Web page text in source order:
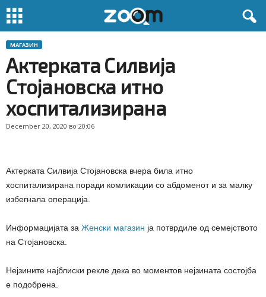
МАГАЗИН
Актерката Силвија
Стојановска итно
хоспитализирана
December 20, 2020 во 20:06
Актерката Силвија Стојановска вчера била итно
хоспитализирана поради комликации со абдоменот и за малку
избегнала операција.
Информацијата за Женски магазин ја потврдиле од семејството
на Стојановска.
Нејзините најблиски рекле дека во моментов нејзината состојба
е подобрена.